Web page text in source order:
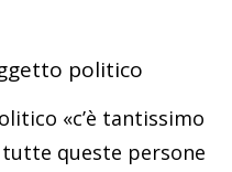
politico
«c’è tantissimo
queste persone